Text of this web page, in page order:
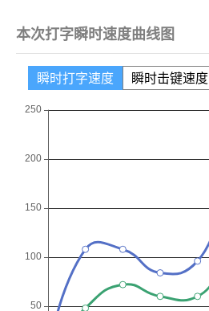
本次打字瞬时速度曲线图
瞬时打字速度 瞬时击键速度